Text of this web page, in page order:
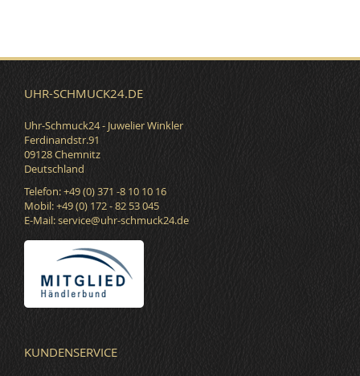
UHR-SCHMUCK24.DE
Uhr-Schmuck24 - Juwelier Winkler
Ferdinandstr.91
09128 Chemnitz
Deutschland
Telefon: +49 (0) 371 -8 10 10 16
Mobil: +49 (0) 172 - 82 53 045
E-Mail:service@uhr-schmuck24.de
KUNDENSERVICE